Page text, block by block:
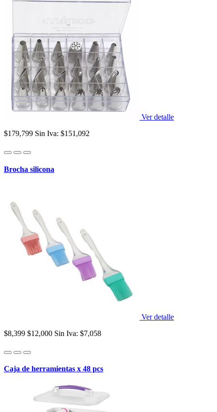
Ver detalle
$179,799 Sin Iva: $151,092
Brocha silicona
Ver detalle
$8,399 $12,000 Sin Iva: $7,058
Caja de herramientas x 48 pcs